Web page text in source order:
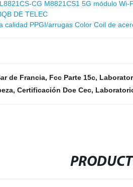
CG M8821CS1 5G módulo
DE TELEC
calidad PPGI/arrugas Color Coil de
de Francia, Fcc Parte 15c,
, Certificación Doe Cec,